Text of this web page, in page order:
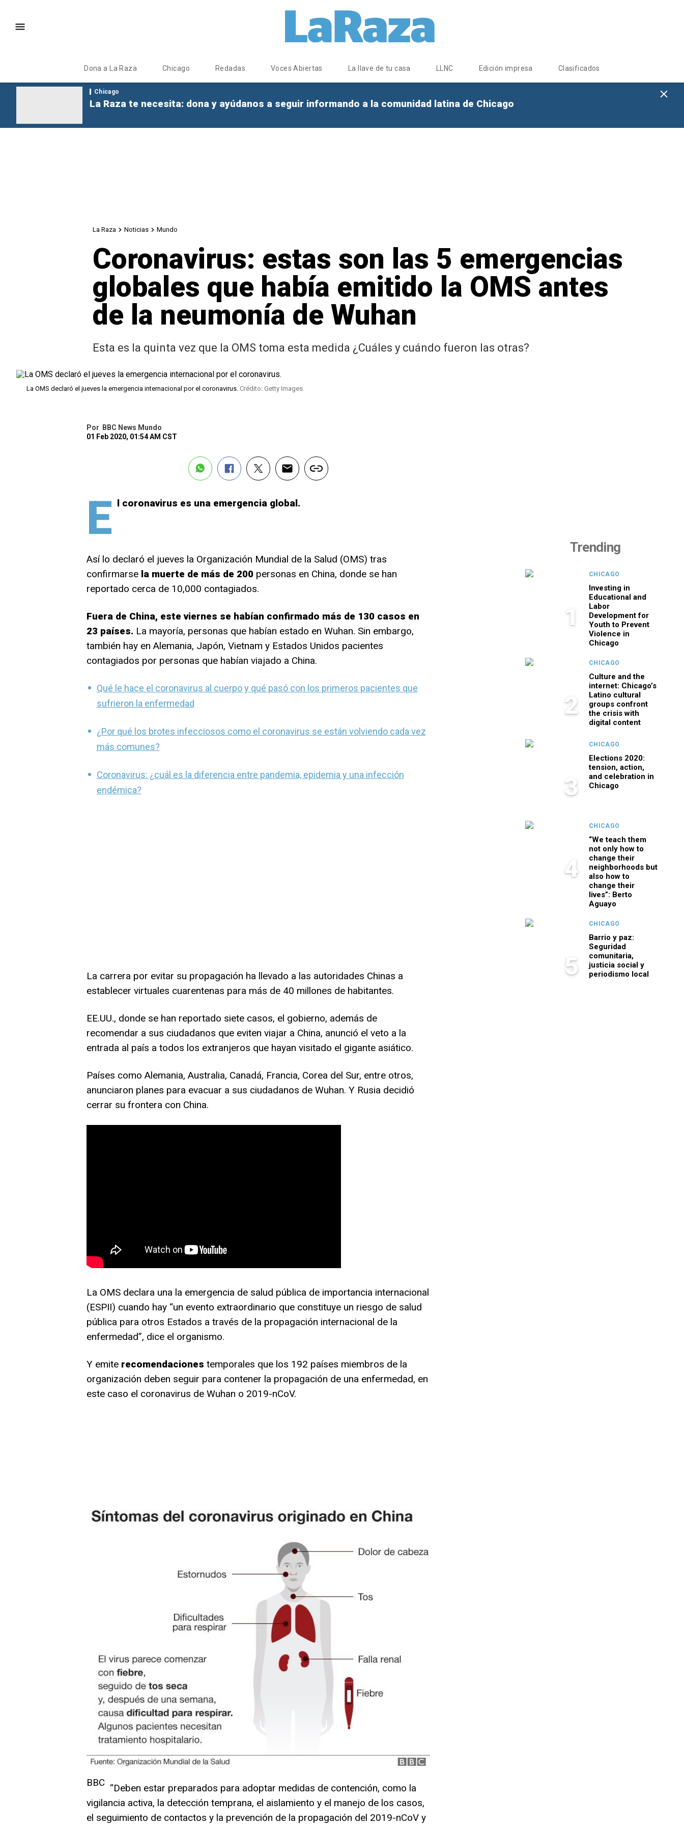
Dona a La Raza Chicago Redadas Voces Abiertas La llave de tu casa LLNC Edición impresa Clasificados
Chicago
La Raza te necesita: dona y ayúdanos a seguir informando a la comunidad latina de Chicago
La Raza Noticias Mundo
Coronavirus: estas son las 5 emergencias
globales que había emitido la OMS antes
de la neumonía de Wuhan
Esta es la quinta vez que la OMS toma esta medida ¿Cuáles y cuándo fueron las otras?
La OMS declaró el jueves la emergencia internacional por el coronavirus. Crédito: Getty Images
Por
BBC News Mundo
01 Feb 2020, 01:54 AM CST
E l coronavirus es una emergencia global.
Así lo declaró el jueves la Organización Mundial de la Salud (OMS) tras
confirmarsela muerte de más de 200 personas en China, donde se han
reportado cerca de 10,000 contagiados.
Fuera de China, este viernes se habían confirmado más de 130 casos en
23 países. La mayoría, personas que habían estado en Wuhan. Sin embargo,
también hay en Alemania, Japón, Vietnam y Estados Unidos pacientes
contagiados por personas que habían viajado a China.
Qué le hace el coronavirus al cuerpo y qué pasó con los primeros pacientes que
sufrieron la enfermedad
¿Por qué los brotes infecciosos como el coronavirus se están volviendo cada vez
más comunes?
Coronavirus: ¿cuál es la diferencia entre pandemia, epidemia y una infección
endémica?
La carrera por evitar su propagación ha llevado a las autoridades Chinas a
establecer virtuales cuarentenas para más de 40 millones de habitantes.
EE.UU., donde se han reportado siete casos, el gobierno, además de
recomendar a sus ciudadanos que eviten viajar a China, anunció el veto a la
entrada al país a todos los extranjeros que hayan visitado el gigante asiático.
Países como Alemania, Australia, Canadá, Francia, Corea del Sur, entre otros,
anunciaron planes para evacuar a sus ciudadanos de Wuhan. Y Rusia decidió
cerrar su frontera con China.
La OMS declara una la emergencia de salud pública de importancia internacional
(ESPII) cuando hay “un evento extraordinario que constituye un riesgo de salud
pública para otros Estados a través de la propagación internacional de la
enfermedad”, dice el organismo.
Y emite recomendaciones temporales que los 192 países miembros de la
organización deben seguir para contener la propagación de una enfermedad, en
este caso el coronavirus de Wuhan o 2019-nCoV.
BBC “Deben estar preparados para adoptar medidas de contención, como la
vigilancia activa, la detección temprana, el aislamiento y el manejo de los casos,
el seguimiento de contactos y la prevención de la propagación del 2019-nCoV y
Trending
1
CHICAGO
Investing in
Educational and
Labor
Development for
Youth to Prevent
Violence in
Chicago
2
CHICAGO
Culture and the
internet: Chicago’s
Latino cultural
groups confront
the crisis with
digital content
3
CHICAGO
Elections 2020:
tension, action,
and celebration in
Chicago
4
CHICAGO
“We teach them
not only how to
change their
neighborhoods but
also how to
change their
lives”: Berto
Aguayo
5
CHICAGO
Barrio y paz:
Seguridad
comunitaria,
justicia social y
periodismo local